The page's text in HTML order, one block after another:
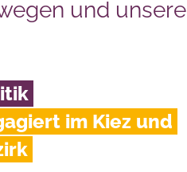
und unsere
im Kiez und